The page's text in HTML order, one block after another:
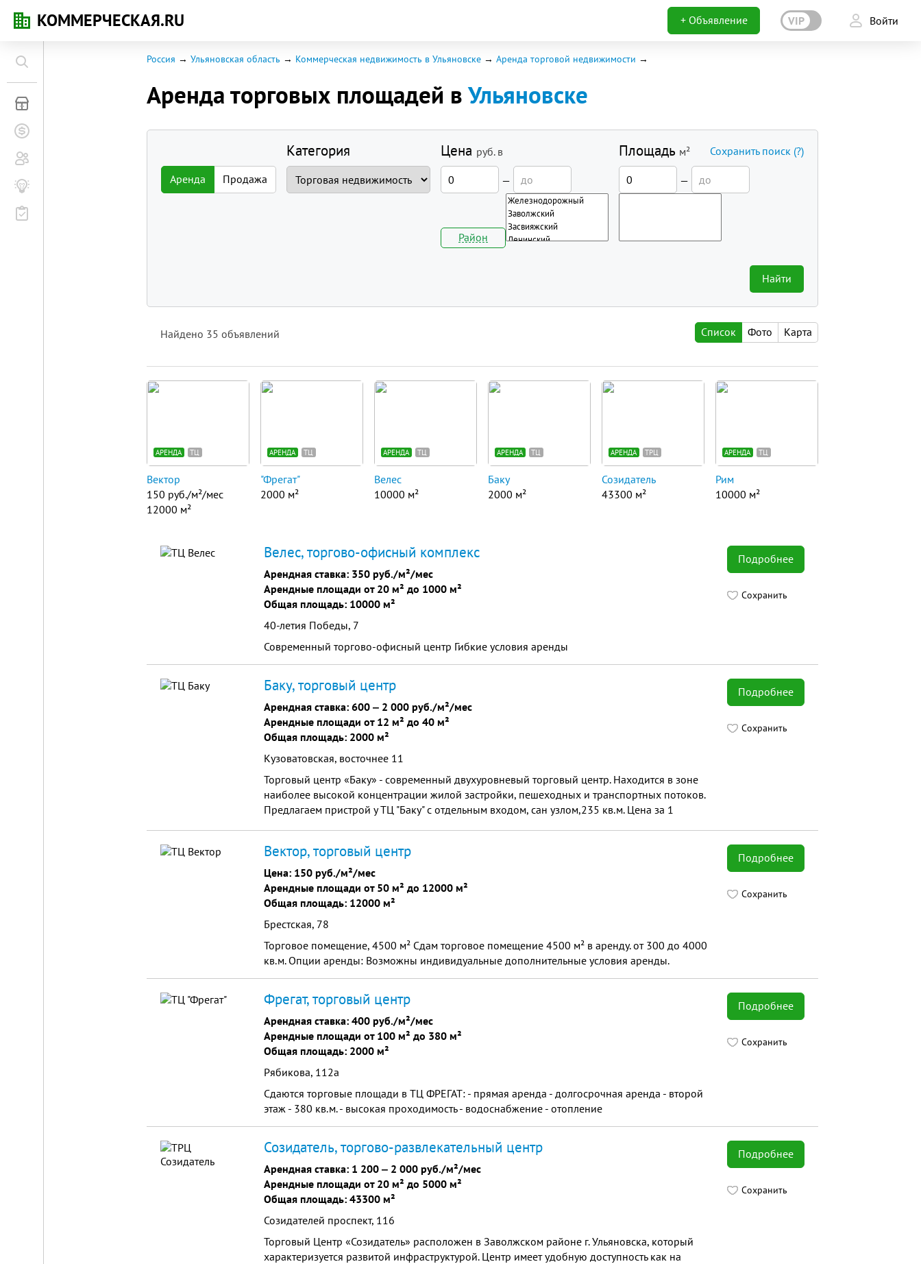
КОММЕРЧЕСКАЯ.RU + Объявление VIP Войти
Коммерческая недвижимость
Россия Ульяновская область Коммерческая недвижимость в Ульяновске Аренда торговой недвижимости
Аренда торговых площадей вУльяновске
Аренда Продажа
Категория Цена руб. в
—
Район
Площадь м²
—
Найти
Сохранить поиск (?)
Найдено 35 объявлений Список Фото Карта
АРЕНДА ТЦ
Вектор
150 руб./м²/мес
12000 м²
АРЕНДА ТЦ
"Фрегат"
2000 м²
АРЕНДА ТЦ
Велес
10000 м²
АРЕНДА ТЦ
Баку
2000 м²
АРЕНДА ТРЦ
Созидатель
43300 м²
АРЕНДА ТЦ
Рим
10000 м²
Подробнее
Сохранить
Велес, торгово-офисный комплекс
Арендная ставка: 350 руб./м²/мес
Арендные площади от 20 м² до 1000 м²
Общая площадь: 10000 м²
40-летия Победы, 7
Современный торгово-офисный центр Гибкие условия аренды
Подробнее
Сохранить
Баку, торговый центр
Арендная ставка: 600 ‒ 2 000 руб./м²/мес
Арендные площади от 12 м² до 40 м²
Общая площадь: 2000 м²
Кузоватовская, восточнее 11
Торговый центр «Баку» - современный двухуровневый торговый центр. Находится в зоне
наиболее высокой концентрации жилой застройки, пешеходных и транспортных потоков.
Предлагаем пристрой у ТЦ "Баку" с отдельным входом, сан узлом,235 кв.м. Цена за 1
Подробнее
Сохранить
Вектор, торговый центр
Цена: 150 руб./м²/мес
Арендные площади от 50 м² до 12000 м²
Общая площадь: 12000 м²
Брестская, 78
Торговое помещение, 4500 м² Сдам торговое помещение 4500 м² в аренду. от 300 до 4000
кв.м. Опции аренды: Возможны индивидуальные дополнительные условия аренды.
Подробнее
Сохранить
Фрегат, торговый центр
Арендная ставка: 400 руб./м²/мес
Арендные площади от 100 м² до 380 м²
Общая площадь: 2000 м²
Рябикова, 112а
Сдаются торговые площади в ТЦ ФРЕГАТ: - прямая аренда - долгосрочная аренда - второй
этаж - 380 кв.м. - высокая проходимость - водоснабжение - отопление
Подробнее
Сохранить
Созидатель, торгово-развлекательный центр
Арендная ставка: 1 200 ‒ 2 000 руб./м²/мес
Арендные площади от 20 м² до 5000 м²
Общая площадь: 43300 м²
Созидателей проспект, 116
Торговый Центр «Созидатель» расположен в Заволжском районе г. Ульяновска, который
характеризуется развитой инфраструктурой. Центр имеет удобную доступность как на